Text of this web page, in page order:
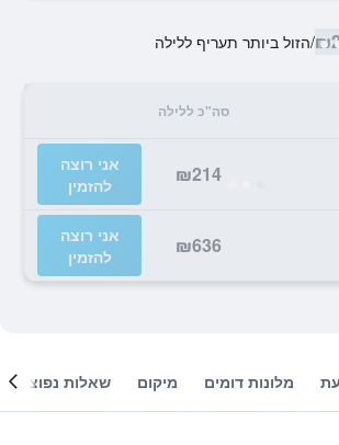
/הזול ביותר תעריף ללילה
סה"כ ללילה
₪214
אני רוצה
להזמין
₪636
אני רוצה
להזמין
מלונות דומים מיקום שאלות נפוצות